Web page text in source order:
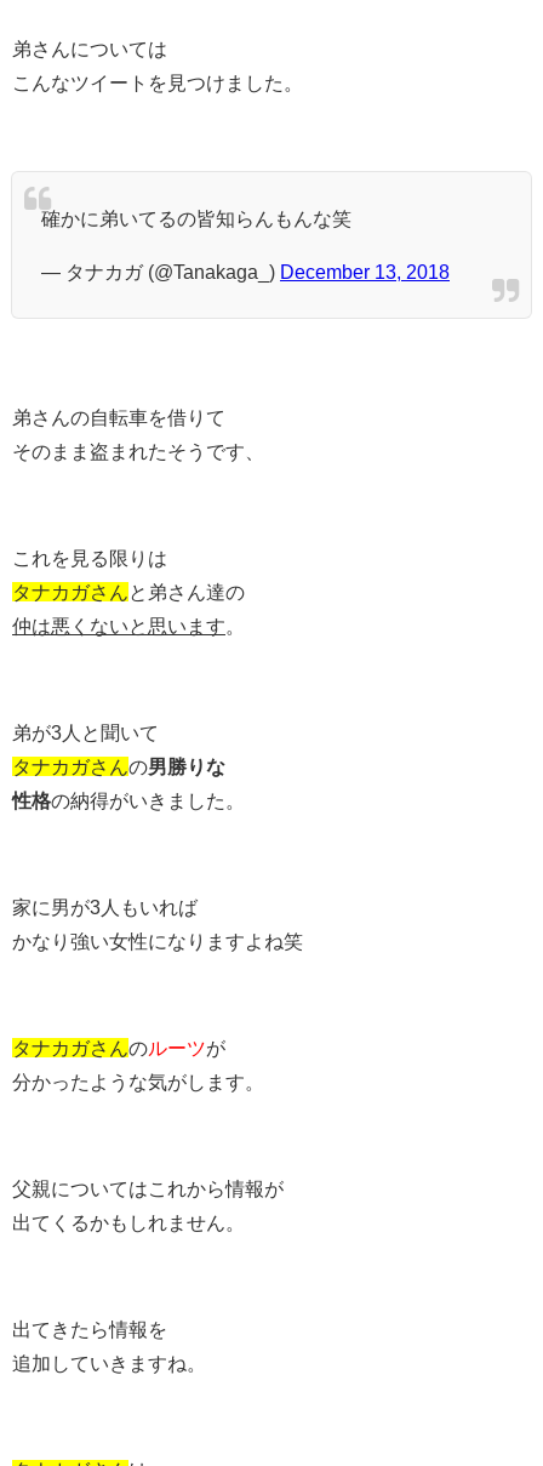
弟さんについては
こんなツイートを見つけました。
確かに弟いてるの皆知らんもんな笑
— タナカガ (@Tanakaga_) December 13, 2018
弟さんの自転車を借りて
そのまま盗まれたそうです、
これを見る限りは
タナカガさん と弟さん達の
仲は悪くないと思います
弟が3人と聞いて
タナカガさん の男勝りな
性格の納得がいきました。
家に男が3人もいれば
かなり強い女性になりますよね笑
タナカガさん のルーツが
分かったような気がします。
父親についてはこれから情報が
出てくるかもしれません。
出てきたら情報を
追加していきますね。